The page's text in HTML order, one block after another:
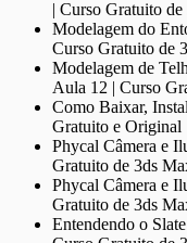
| Curso Gratuito
Modelagem do
Curso Gratuito de
Modelagem de
Aula 12 | Curso
Como Baixar,
Gratuito e Original
Phycal Câmera e
Gratuito de 3ds
Phycal Câmera e
Gratuito de 3ds
Entendendo o